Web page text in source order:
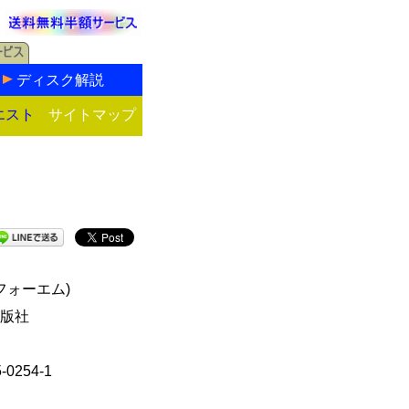
ディスク解説
スト サイトマップ
ォーエム)
社
0254-1